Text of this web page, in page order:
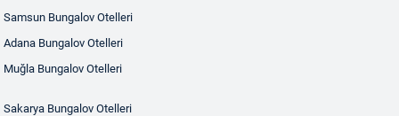
Samsun Bungalov Otelleri
Adana Bungalov Otelleri
Muğla Bungalov Otelleri
Sakarya Bungalov Otelleri